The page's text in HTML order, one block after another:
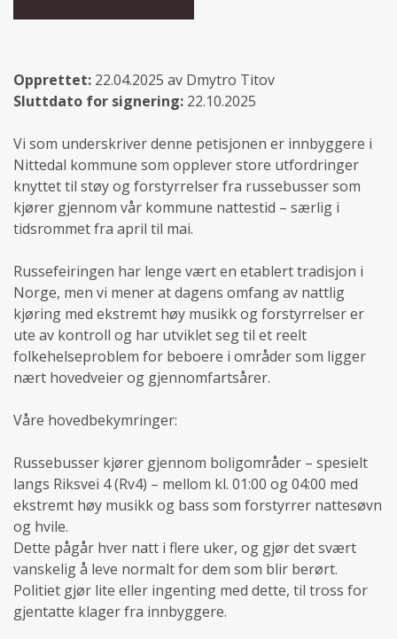
Opprettet: 22.04.2025 av Dmytro Titov
Sluttdato for signering: 22.10.2025
Vi som underskriver denne petisjonen er innbyggere i
Nittedal kommune som opplever store utfordringer
knyttet til støy og forstyrrelser fra russebusser som
kjører gjennom vår kommune nattestid – særlig i
tidsrommet fra april til mai.
Russefeiringen har lenge vært en etablert tradisjon i
Norge, men vi mener at dagens omfang av nattlig
kjøring med ekstremt høy musikk og forstyrrelser er
ute av kontroll og har utviklet seg til et reelt
folkehelseproblem for beboere i områder som ligger
nært hovedveier og gjennomfartsårer.
Våre hovedbekymringer:
Russebusser kjører gjennom boligområder – spesielt
langs Riksvei 4 (Rv4) – mellom kl. 01:00 og 04:00 med
ekstremt høy musikk og bass som forstyrrer nattesøvn
og hvile.
Dette pågår hver natt i flere uker, og gjør det svært
vanskelig å leve normalt for dem som blir berørt.
Politiet gjør lite eller ingenting med dette, til tross for
gjentatte klager fra innbyggere.